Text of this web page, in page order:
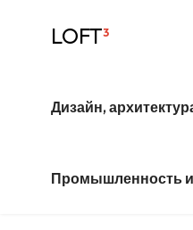
LOFT³
Дизайн,
Промышленность